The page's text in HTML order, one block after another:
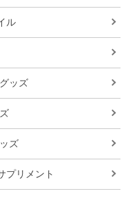
ル
ッズ
ズ
プリメント